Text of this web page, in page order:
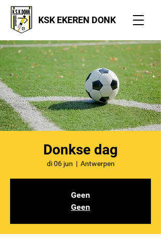
KSK EKEREN DONK
Donkse dag
di 06 jun
  |
Antwerpen
Geen
Geen